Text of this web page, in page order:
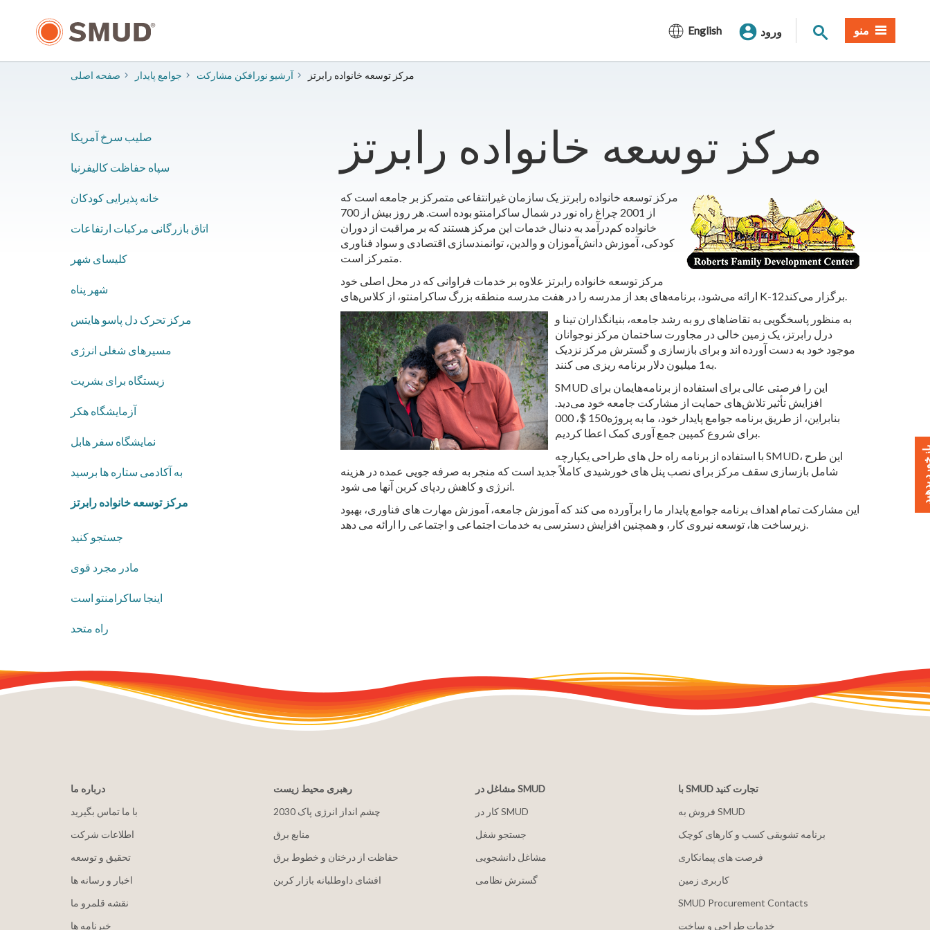
English ورود جستجوی سایت
منو
صفحه اصلی جوامع پایدار آرشیو نورافکن مشارکت مرکز توسعه خانواده رابرتز
مرکز توسعه خانواده رابرتز
مرکز توسعه خانواده رابرتز یک سازمان غیرانتفاعی متمرکز بر جامعه است که
از 2001 چراغ راه نور در شمال ساکرامنتو بوده است. هر روز بیش از 700
خانواده کم‌درآمد به دنبال خدمات این مرکز هستند که بر مراقبت از دوران
کودکی، آموزش دانش‌آموزان و والدین، توانمندسازی اقتصادی و سواد فناوری
متمرکز است.
مرکز توسعه خانواده رابرتز علاوه بر خدمات فراوانی که در محل اصلی خود
ارائه می‌شود، برنامه‌های بعد از مدرسه را در هفت مدرسه منطقه بزرگ ساکرامنتو، از کلاس‌های K-12برگزار می‌کند.
به منظور پاسخگویی به تقاضاهای رو به رشد جامعه، بنیانگذاران تینا و
درل رابرتز، یک زمین خالی در مجاورت ساختمان مرکز نوجوانان
موجود خود به دست آورده اند و برای بازسازی و گسترش مرکز نزدیک
به1 میلیون دلار برنامه ریزی می کنند.
SMUD این را فرصتی عالی برای استفاده از برنامه‌هایمان برای
افزایش تأثیر تلاش‌های حمایت از مشارکت جامعه خود می‌دید.
بنابراین، از طریق برنامه
جوامع پایدار خود، ما به پروژه150 $، 000
برای شروع کمپین جمع آوری کمک اعطا کردیم.
با استفاده از برنامه راه حل های طراحی یکپارچه SMUD، این طرح
شامل بازسازی سقف مرکز برای نصب پنل های خورشیدی کاملاً جدید است که منجر به صرفه جویی عمده در هزینه
انرژی و کاهش ردپای کربن آنها می شود.
این مشارکت تمام اهداف برنامه جوامع پایدار ما را برآورده می کند که آموزش جامعه، آموزش مهارت های فناوری، بهبود
زیرساخت ها، توسعه نیروی کار، و همچنین افزایش دسترسی به خدمات اجتماعی و اجتماعی را ارائه می دهد.
صلیب سرخ آمریکا
سپاه حفاظت کالیفرنیا
خانه پذیرایی کودکان
اتاق بازرگانی مرکبات ارتفاعات
کلیسای شهر
شهر پناه
مرکز تحرک دل پاسو هایتس
مسیرهای شغلی انرژی
زیستگاه برای بشریت
آزمایشگاه هکر
نمایشگاه سفر هابل
به آکادمی ستاره ها برسید
مرکز توسعه خانواده رابرتز
جستجو کنید
مادر مجرد قوی
اینجا ساکرامنتو است
راه متحد
درباره ما
با ما تماس بگیرید
اطلاعات شرکت
تحقیق و توسعه
اخبار و رسانه ها
نقشه قلمرو ما
خبرنامه ها
رهبری محیط زیست
2030 چشم انداز انرژی پاک
منابع برق
حفاظت از درختان و خطوط برق
افشای داوطلبانه بازار کربن
مشاغل در SMUD
کار در SMUD
جستجو شغل
مشاغل دانشجویی
گسترش نظامی
با SMUD تجارت کنید
فروش به SMUD
برنامه تشویقی کسب و کارهای کوچک
فرصت های پیمانکاری
کاربری زمین
SMUD Procurement Contacts
خدمات طراحی و ساخت